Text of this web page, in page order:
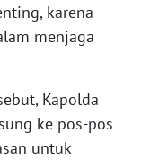
karena
menjaga
Kapolda
ke pos-pos
untuk